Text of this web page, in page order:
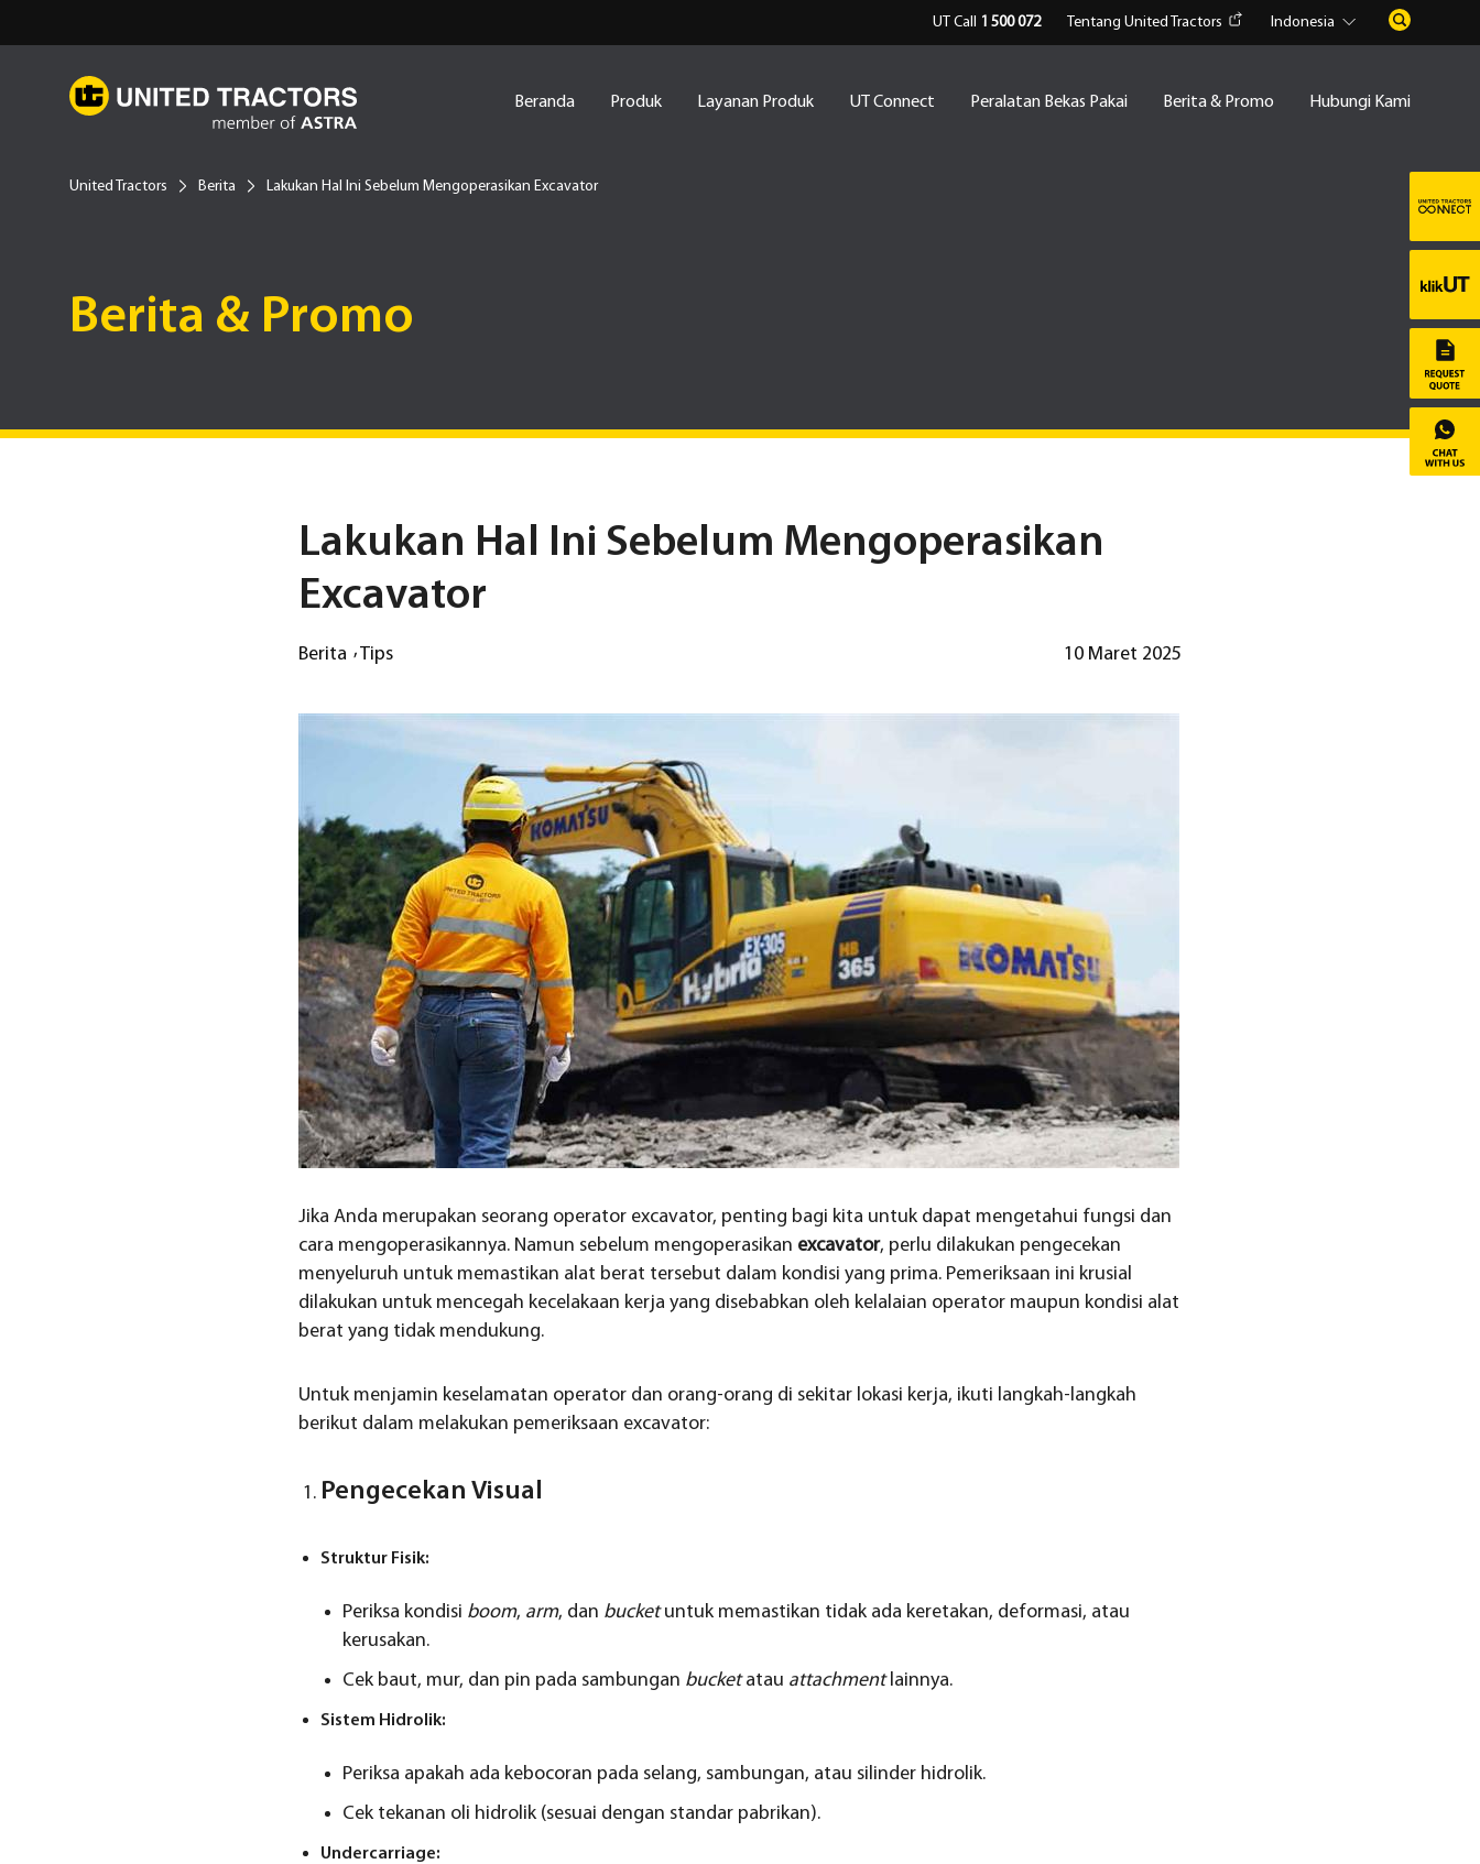
UT Call 1 500 072 Tentang United Tractors Indonesia
Beranda Produk Layanan Produk UT Connect Peralatan Bekas Pakai Berita & Promo Hubungi Kami
United Tractors Berita Lakukan Hal Ini Sebelum Mengoperasikan Excavator
Berita & Promo
Lakukan Hal Ini Sebelum Mengoperasikan
Excavator
Berita Tips 10 Maret 2025
Jika Anda merupakan seorang operator excavator, penting bagi kita untuk dapat mengetahui fungsi dan
cara mengoperasikannya. Namun sebelum mengoperasikan excavator, perlu dilakukan pengecekan
menyeluruh untuk memastikan alat berat tersebut dalam kondisi yang prima. Pemeriksaan ini krusial
dilakukan untuk mencegah kecelakaan kerja yang disebabkan oleh kelalaian operator maupun kondisi alat
berat yang tidak mendukung.
Untuk menjamin keselamatan operator dan orang-orang di sekitar lokasi kerja, ikuti langkah-langkah
berikut dalam melakukan pemeriksaan excavator:
Pengecekan Visual
Struktur Fisik:
Periksa kondisi boom, arm, dan bucketuntuk memastikan tidak ada keretakan, deformasi, atau
kerusakan.
Cek baut, mur, dan pin pada sambungan bucketatau attachmentlainnya.
Sistem Hidrolik:
Periksa apakah ada kebocoran pada selang, sambungan, atau silinder hidrolik.
Cek tekanan oli hidrolik (sesuai dengan standar pabrikan).
Undercarriage: